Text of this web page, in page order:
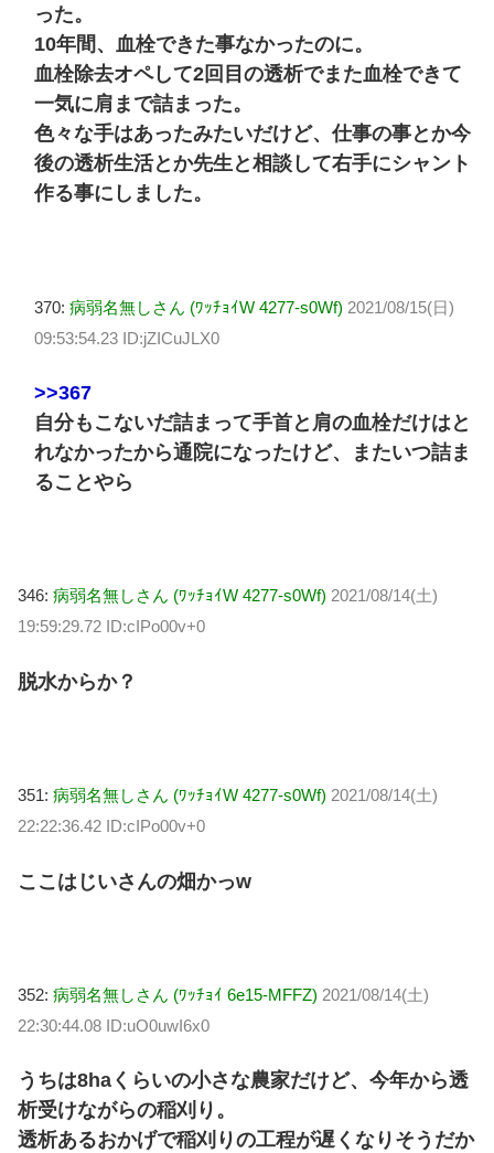
った。
10年間、血栓できた事なかったのに。
血栓除去オペして2回目の透析でまた血栓できて
一気に肩まで詰まった。
色々な手はあったみたいだけど、仕事の事とか今
後の透析生活とか先生と相談して右手にシャント
作る事にしました。
370: 病弱名無しさん (ﾜｯﾁｮｲW 4277-s0Wf) 2021/08/15(日)
09:53:54.23 ID:jZICuJLX0
>>367
自分もこないだ詰まって手首と肩の血栓だけはと
れなかったから通院になったけど、またいつ詰ま
ることやら
346: 病弱名無しさん (ﾜｯﾁｮｲW 4277-s0Wf) 2021/08/14(土)
19:59:29.72 ID:cIPo00v+0
脱水からか？
351: 病弱名無しさん (ﾜｯﾁｮｲW 4277-s0Wf) 2021/08/14(土)
22:22:36.42 ID:cIPo00v+0
ここはじいさんの畑かっw
352: 病弱名無しさん (ﾜｯﾁｮｲ 6e15-MFFZ) 2021/08/14(土)
22:30:44.08 ID:uO0uwI6x0
うちは8haくらいの小さな農家だけど、今年から透
析受けながらの稲刈り。
透析あるおかげで稲刈りの工程が遅くなりそうだか